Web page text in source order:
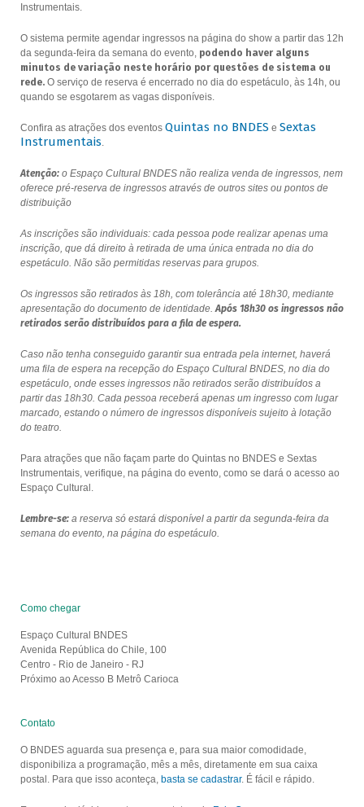
Instrumentais.
O sistema permite agendar ingressos na página do show a partir das 12h
da segunda-feira da semana do evento, podendo haver alguns
minutos de variação neste horário por questões de sistema ou
rede.O serviço de reserva é encerrado no dia do espetáculo, às 14h, ou
quando se esgotarem as vagas disponíveis.
Confira as atrações dos eventos Quintas no BNDES e Sextas
Instrumentais.
Atenção:o Espaço Cultural BNDES não realiza venda de ingressos, nem
oferece pré-reserva de ingressos através de outros sites ou pontos de
distribuição
As inscrições são individuais: cada pessoa pode realizar apenas uma
inscrição, que dá direito à retirada de uma única entrada no dia do
espetáculo. Não são permitidas reservas para grupos.
Os ingressos são retirados às 18h, com tolerância até 18h30, mediante
apresentação do documento de identidade.Após 18h30 os ingressos não
retirados serão distribuídos para a fila de espera.
Caso não tenha conseguido garantir sua entrada pela internet, haverá
uma fila de espera na recepção do Espaço Cultural BNDES, no dia do
espetáculo, onde esses ingressos não retirados serão distribuídos a
partir das 18h30. Cada pessoa receberá apenas um ingresso com lugar
marcado, estando o número de ingressos disponíveis sujeito à lotação
do teatro.
Para atrações que não façam parte do Quintas no BNDES e Sextas
Instrumentais, verifique, na página do evento, como se dará o acesso ao
Espaço Cultural.
Lembre-se:a reserva só estará disponível a partir da segunda-feira da
semana do evento, na página do espetáculo.
Como chegar
Espaço Cultural BNDES
Avenida República do Chile, 100
Centro - Rio de Janeiro - RJ
Próximo ao Acesso B Metrô Carioca
Contato
O BNDES aguarda sua presença e, para sua maior comodidade,
disponibiliza a programação, mês a mês, diretamente em sua caixa
postal. Para que isso aconteça, basta se cadastrar. É fácil e rápido.